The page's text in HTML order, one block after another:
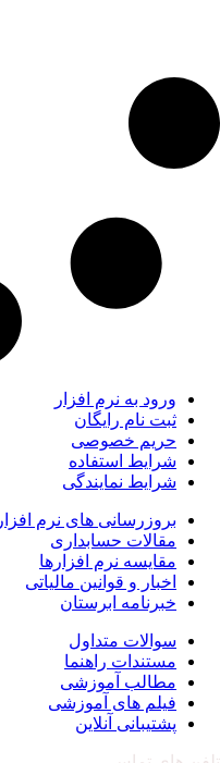
ورود به نرم افزار
ثبت نام رایگان
حریم خصوصی
شرایط استفاده
شرایط نمایندگی
بروزرسانی های نرم افزار
مقالات حسابداری
مقایسه نرم افزارها
اخبار و قوانین مالیاتی
خبرنامه ابرستان
سوالات متداول
مستندات راهنما
مطالب آموزشی
فیلم های آموزشی
پشتیبانی آنلاین